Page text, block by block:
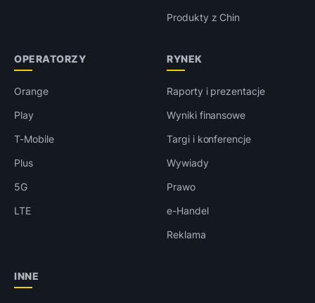
Produkty z Chin
OPERATORZY
Orange
Play
T-Mobile
Plus
5G
LTE
RYNEK
Raporty i prezentacje
Wyniki finansowe
Targi i konferencje
Wywiady
Prawo
e-Handel
Reklama
INNE